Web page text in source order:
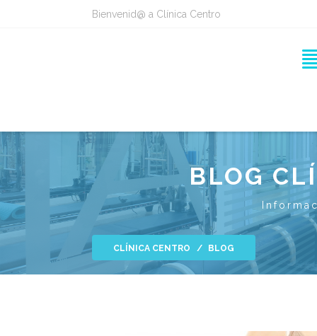
Bienvenid@ a Clínica Centro
BLOG
CLÍNICA CENTRO BLOG